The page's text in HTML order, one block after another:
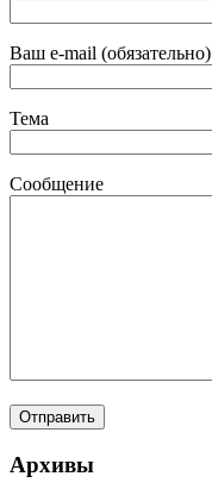
Ваш e-mail (обязательно)
Тема
Сообщение
Архивы